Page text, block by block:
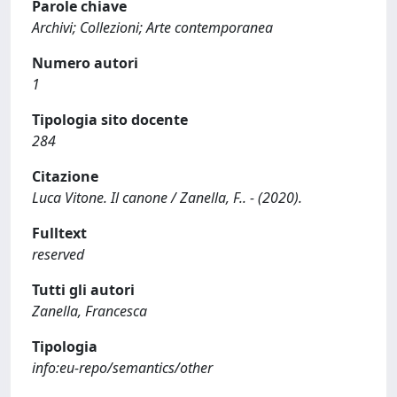
Parole chiave
Archivi; Collezioni; Arte contemporanea
Numero autori
1
Tipologia sito docente
284
Citazione
Luca Vitone. Il canone / Zanella, F.. - (2020).
Fulltext
reserved
Tutti gli autori
Zanella, Francesca
Tipologia
info:eu-repo/semantics/other